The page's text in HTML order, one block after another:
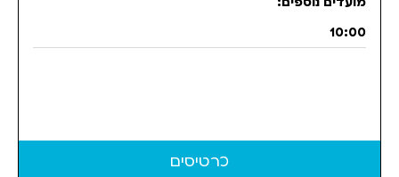
10:00
כרטיסים